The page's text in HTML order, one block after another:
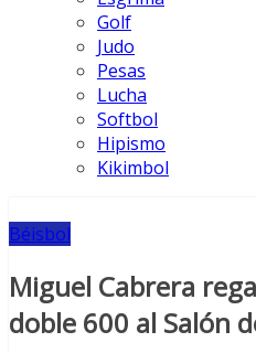
Golf
Judo
Pesas
Lucha
Softbol
Hipismo
Kikimbol
Béisbol
Miguel Cabrera
doble 600 al Salón